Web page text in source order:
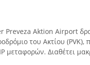
Aktion Airport
του Ακτίου
μεταφορών. Διαθέτει